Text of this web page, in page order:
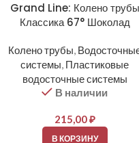
Grand Line: Колено трубы
Классика 67° Шоколад
Колено трубы,
системы, Пластиковые
водосточные системы
В наличии
215,00₽
В КОРЗИНУ